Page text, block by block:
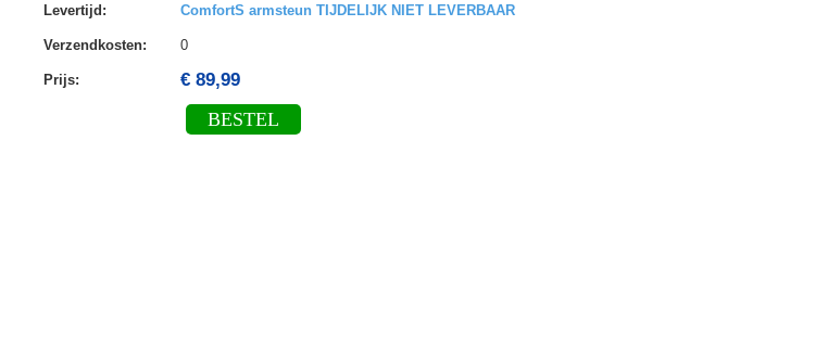
Levertijd : ComfortS armsteun TIJDELIJK NIET LEVERBAAR
Verzendkosten: 0
Prijs: € 89,99
BESTEL